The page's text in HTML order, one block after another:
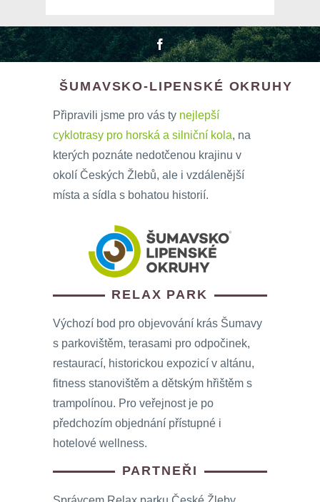
ŠUMAVSKO-LIPENSKÉ OKRUHY
Připravili jsme pro vás ty nejlepší
cyklotrasy pro horská a silniční kola, na
kterých poznáte nedotčenou krajinu v
okolí Českých Žlebů, ale i vzdálenější
místa a sídla s bohatou historií.
RELAX PARK
Výchozí bod pro objevování krás Šumavy
s parkovištěm, terasami pro odpočinek,
restaurací, historickou expozicí v altánu,
fitness stanovištěm a dětským hřištěm s
trampolínou. Pro veřejnost je po
předchozím objednání přístupné i
hotelové wellness.
PARTNEŘI